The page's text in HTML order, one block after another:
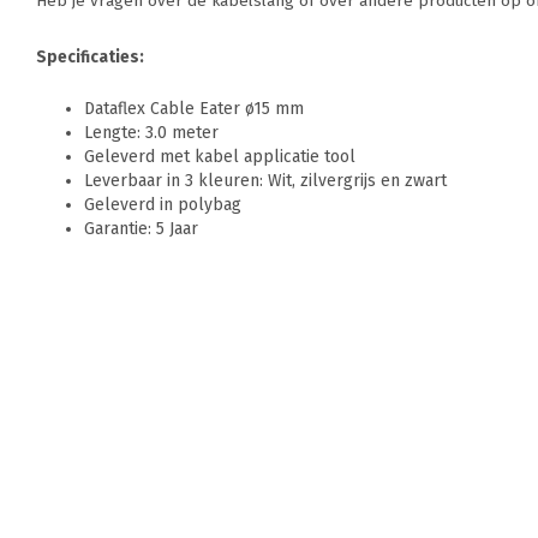
Specificaties:
Dataflex Cable Eater ø15 mm
Lengte: 3.0 meter
Geleverd met kabel applicatie tool
Leverbaar in 3 kleuren: Wit, zilvergrijs en zwart
Geleverd in polybag
Garantie: 5 Jaar